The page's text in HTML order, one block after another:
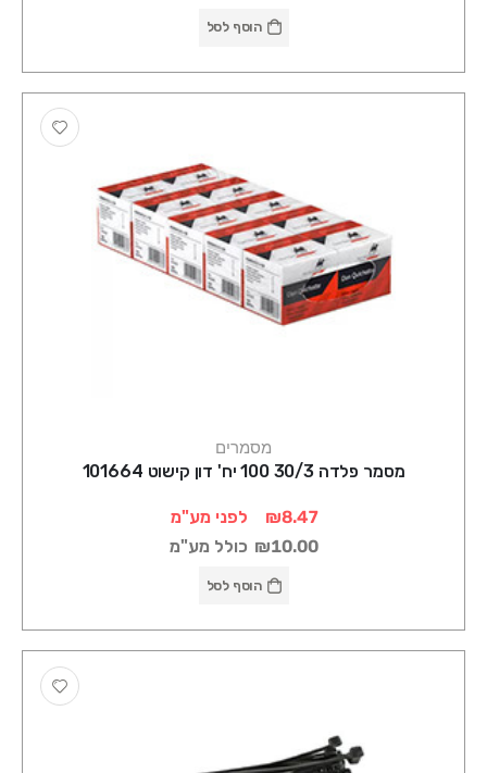
הוסף לסל
מסמרים
מסמר פלדה 30/3 100 יח' דון קישוט 101664
₪8.47
לפני מע"מ
₪10.00 כולל מע"מ
הוסף לסל